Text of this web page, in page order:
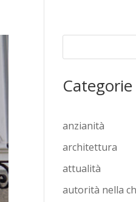
Categorie
anzianità
architettura
attualità
autorità nella